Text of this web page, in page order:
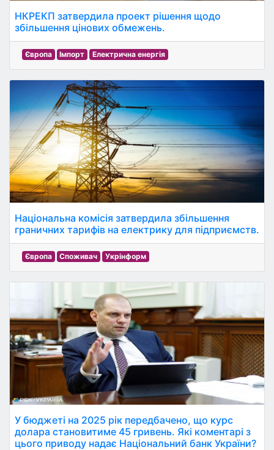
НКРЕКП затвердила проект рішення щодо
збільшення цінових обмежень.
Європа Імпорт Електрична енергія
Національна комісія затвердила збільшення
граничних тарифів на електрику для підприємств.
Європа Споживач Укрінформ
У бюджеті на 2025 рік передбачено, що курс
долара становитиме 45 гривень. Які коментарі з
цього приводу надає Національний банк України?